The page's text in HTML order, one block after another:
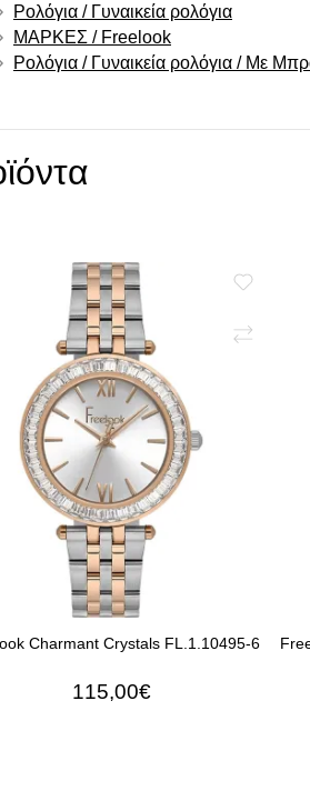
Ρολόγια / Γυναικεία ρολόγια
ΜΑΡΚΕΣ / Freelook
Ρολόγια / Γυναικεία ρολόγια / Με
Charmant Crystals FL.1.10495-6
115,00€